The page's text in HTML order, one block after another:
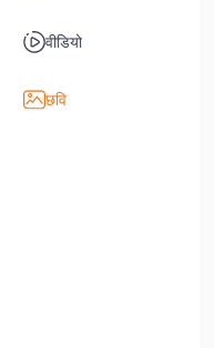
वीडियो
छवि